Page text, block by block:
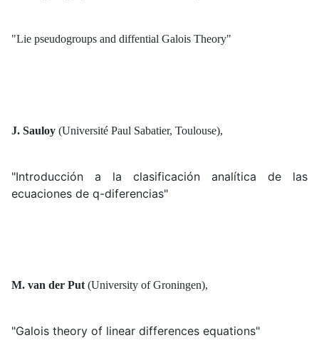
"Lie pseudogroups and diffential Galois Theory"
J. Sauloy (Université Paul Sabatier, Toulouse),
"Introducción a la clasificación analítica de las
ecuaciones de q-diferencias"
M. van der Put(University of Groningen),
"Galois theory of linear differences equations"